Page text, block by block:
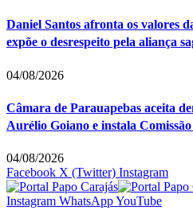
Daniel Santos afronta os valores
expõe o desrespeito pela aliança
04/08/2026
Câmara de Parauapebas aceita
Aurélio Goiano e instala Comissão
04/08/2026
Facebook X (Twitter) Instagram
Instagram WhatsAppYouTube